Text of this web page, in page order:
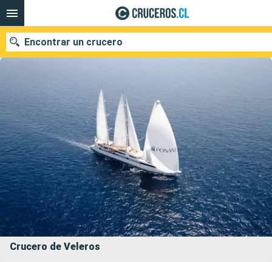
Encontrar un crucero
Nuestros destinos
Fecha de salida
Puertos Compañías
Buscar
Crucero de Veleros